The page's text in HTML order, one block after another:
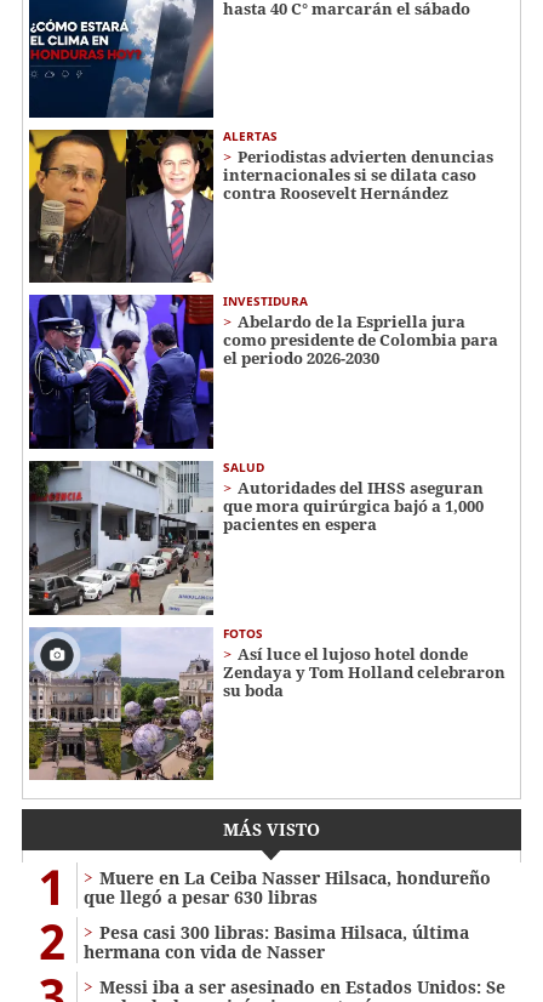
hasta 40 C° marcarán el sábado
ALERTAS
Periodistas advierten denuncias
internacionales si se dilata caso
contra Roosevelt Hernández
INVESTIDURA
Abelardo de la Espriella jura
como presidente de Colombia para
el periodo 2026-2030
SALUD
Autoridades del IHSS aseguran
que mora quirúrgica bajó a 1,000
pacientes en espera
FOTOS
Así luce el lujoso hotel donde
Zendaya y Tom Holland celebraron
su boda
MÁS VISTO
1
Muere en La Ceiba Nasser Hilsaca, hondureño
que llegó a pesar 630 libras
2
Pesa casi 300 libras: Basima Hilsaca, última
hermana con vida de Nasser
Messi iba a ser asesinado en Estados Unidos: Se